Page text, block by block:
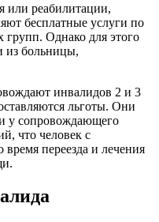
или реабилитации,
бесплатные услуги по
групп. Однако для этого
из больницы,
инвалидов 2 и 3
льготы. Они
у сопровождающего
что человек с
переезда и лечения